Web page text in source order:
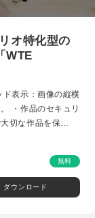
オ特化型の
WTE
ド表示：画像の縦横
・作品のセキュリ
切な作品を保…
無料
ダウンロード